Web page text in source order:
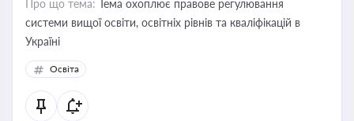
Про що тема: Тема охоплює правове регулювання
системи вищої освіти, освітніх рівнів та кваліфікацій в
Україні
Освіта